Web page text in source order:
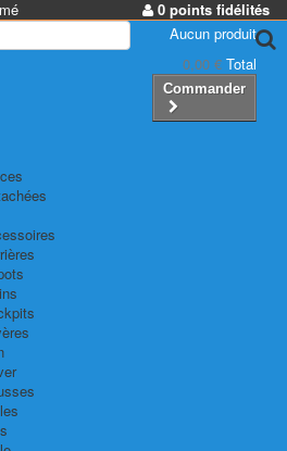
0 points fidélités
Aucun produit
0,00 € Total
Commander